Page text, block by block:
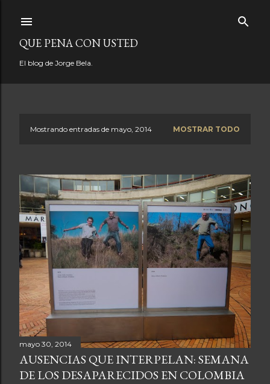
QUE PENA CON USTED
El blog de Jorge Bela.
t
r
a
d
a
s
Mostrando entradas de mayo, 2014 MOSTRAR TODO
mayo 30, 2014
AUSENCIAS QUE INTERPELAN: SEMANA
DE LOS DESAPARECIDOS EN COLOMBIA